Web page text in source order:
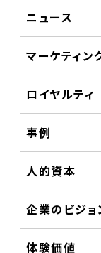
ニュース
マーケティン
ロイヤルティ
事例
人的資本
企業のビジョ
体験価値